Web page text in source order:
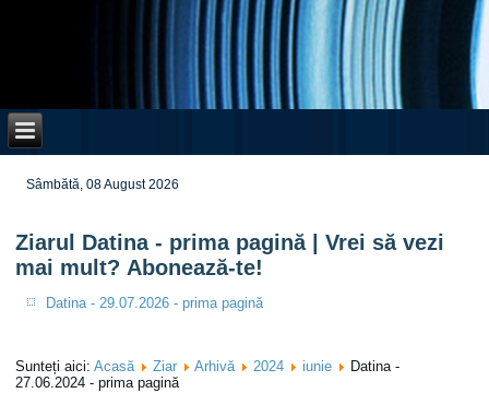
Sâmbătă, 08 August 2026
Ziarul Datina - prima pagină | Vrei să vezi
mai mult? Abonează-te!
Datina - 29.07.2026 - prima pagină
Sunteți aici:Acasă Ziar Arhivă 2024 iunie
Datina -
27.06.2024 - prima pagină